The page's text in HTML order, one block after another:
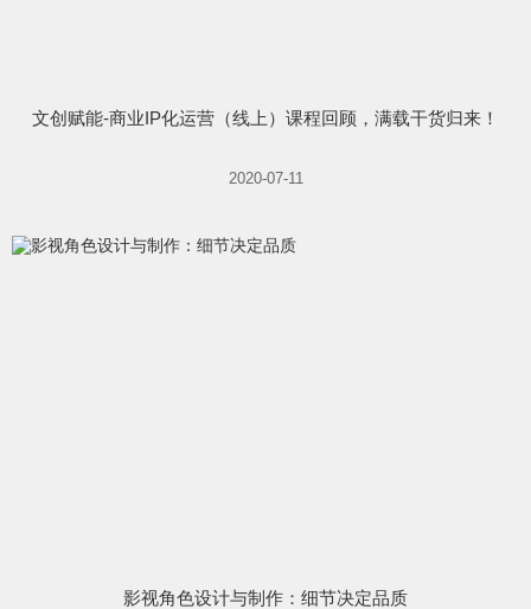
文创赋能-商业IP化运营（线上）课程回顾，满载干货归来！
2020-07-11
影视角色设计与制作：细节决定品质